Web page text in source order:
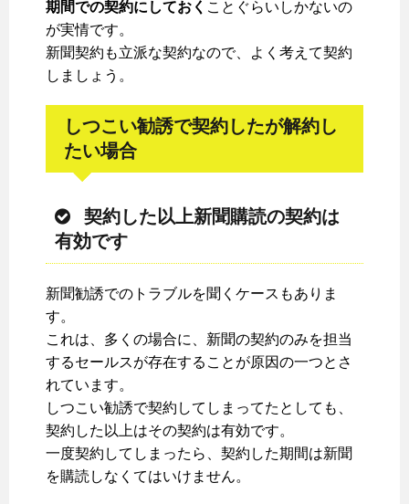
期間での契約にしておく ことぐらいしかないの
が実情です。
新聞契約も立派な契約なので、よく考えて契約
しましょう。
しつこい勧誘で契約したが解約し
たい場合
契約した以上新聞購読の契約は
有効です
新聞勧誘でのトラブルを聞くケースもありま
す。
これは、多くの場合に、新聞の契約のみを担当
するセールスが存在することが原因の一つとさ
れています。
しつこい勧誘で契約してしまってたとしても、
契約した以上はその契約は有効です。
一度契約してしまったら、契約した期間は新聞
を購読しなくてはいけません。